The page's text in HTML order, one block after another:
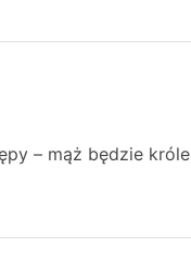
– mąż będzie